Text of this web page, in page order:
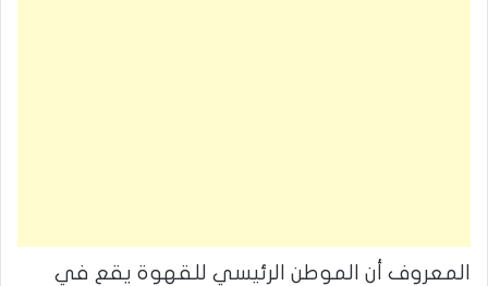
المعروف أن الموطن الرئيسي للقهوة يقع في